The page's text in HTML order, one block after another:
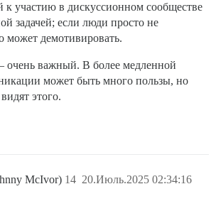
участию в дискуссионном сообществе
задачей; если люди просто не
может демотивировать.
важный. В более медленной
может быть много пользы, но
этого.
McIvor) 20.Июль.2025 02:34:16
14